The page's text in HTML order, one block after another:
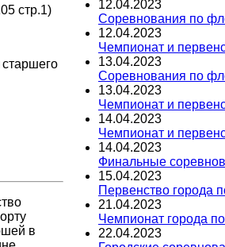
стр.1)
в
12.04.2023
Соревнования по
12.04.2023
Чемпионат и
13.04.2023
Соревнования по
13.04.2023
Чемпионат и
14.04.2023
Чемпионат и
14.04.2023
Финальные
15.04.2023
Первенство города
21.04.2023
Чемпионат города
22.04.2023